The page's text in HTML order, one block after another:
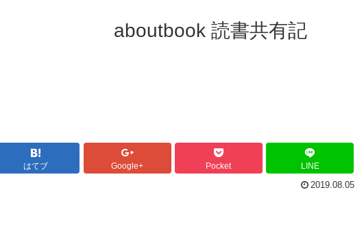
aboutbook 読書共有記
はてブ Google+ Pocket LINE
2019.08.05